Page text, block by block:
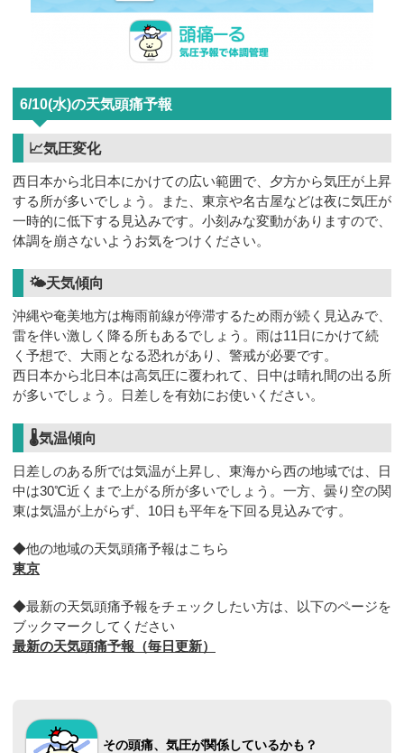
6/10(水)の天気頭痛予報
📈気圧変化
西日本から北日本にかけての広い範囲で、夕方から気圧が上昇
する所が多いでしょう。また、東京や名古屋などは夜に気圧が
一時的に低下する見込みです。小刻みな変動がありますので、
体調を崩さないようお気をつけください。
🌤天気傾向
沖縄や奄美地方は梅雨前線が停滞するため雨が続く見込みで、
雷を伴い激しく降る所もあるでしょう。雨は11日にかけて続
く予想で、大雨となる恐れがあり、警戒が必要です。
西日本から北日本は高気圧に覆われて、日中は晴れ間の出る所
が多いでしょう。日差しを有効にお使いください。
🌡気温傾向
日差しのある所では気温が上昇し、東海から西の地域では、日
中は30℃近くまで上がる所が多いでしょう。一方、曇り空の関
東は気温が上がらず、10日も平年を下回る見込みです。
◆他の地域の天気頭痛予報はこちら
東京
◆最新の天気頭痛予報をチェックしたい方は、以下のページを
ブックマークしてください
最新の天気頭痛予報（毎日更新）
その頭痛、気圧が関係しているかも？